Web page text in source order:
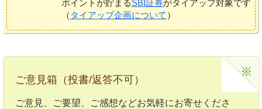
ポイントが貯まるSBI証券がタイアップ対象です
（ タイアップ企画について ）
ご意見箱（投書/返答不可）
ご意見、ご要望、ご感想などお気軽にお寄せくださ